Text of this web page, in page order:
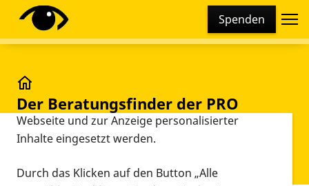
Spenden
Der Beratungsfinder der PRO
RETINA – Hinweise zur Nutzung
für blinde und sehbehinderte
Menschen
Diese Webseite setzt verschiedene Cookies und
Tracking-Tools ein. Dies beinhaltet Cookies und
technisch notwendig sind, die zu statistischen
Zwecken sowie zur besseren Bedienbarkeit der
Webseite und zur Anzeige personalisierter
Inhalte eingesetzt werden.
Durch das Klicken auf den Button „Alle